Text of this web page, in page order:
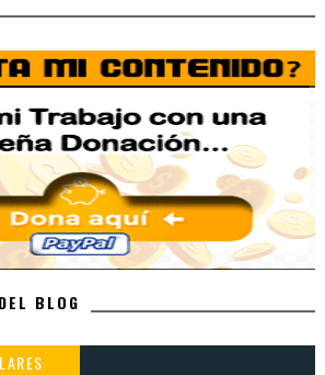
BLOG